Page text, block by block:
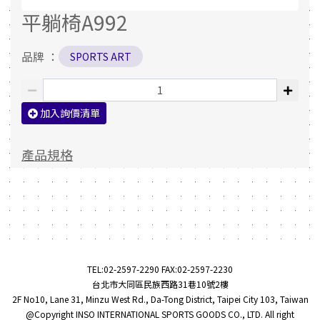
平躺椅A992
品牌 ： SPORTS ART
加入詢價清單
產品規格
TEL:02-2597-2290 FAX:02-2597-2230
台北市大同區民族西路31巷10號2樓
2F No10, Lane 31, Minzu West Rd., Da-Tong District, Taipei City 103, Taiwan
@Copyright INSO INTERNATIONAL SPORTS GOODS CO., LTD. All right